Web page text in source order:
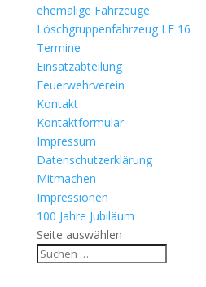
ehemalige Fahrzeuge
Löschgruppenfahrzeug LF 16
Termine
Einsatzabteilung
Feuerwehrverein
Kontakt
Kontaktformular
Impressum
Datenschutzerklärung
Mitmachen
Impressionen
100 Jahre Jubiläum
Seite auswählen